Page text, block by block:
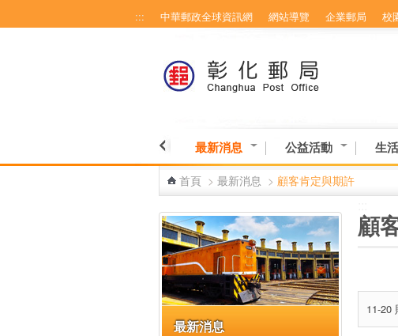
::: 中華郵政全球資訊網 網站導覽 企業郵局 校
最新消息 公益活動 生
首頁 > 最新消息 > 顧客肯定與期許
最新消息
顧
11-20